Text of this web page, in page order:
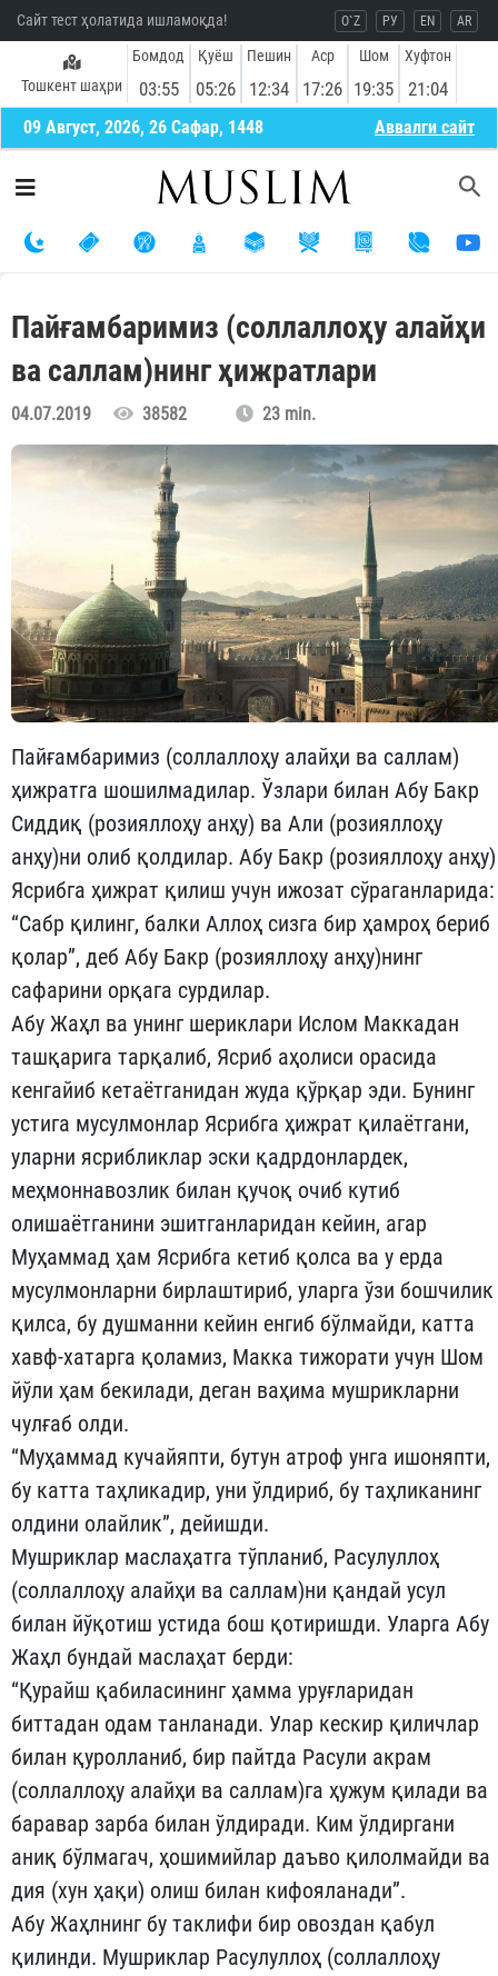
Сайт тест ҳолатида ишламоқда! O`Z РУ EN AR
Тошкент шаҳри
Бомдод
03:55
Қуёш
05:26
Пешин
12:34
Аср
17:26
Шом
19:35
Хуфтон
21:04
09 Август, 2026, 26 Сафар, 1448 Aввалги сайт
Пайғамбаримиз (соллаллоҳу алайҳи
ва саллам)нинг ҳижратлари
04.07.2019 38582 23 min.
Пайғамбаримиз (соллаллоҳу алайҳи ва саллам)
ҳижратга шо­шилмадилар. Ўзлари билан Абу Бакр
Сиддиқ (розияллоҳу ан­ҳу) ва Али (розияллоҳу
анҳу)ни олиб қолдилар. Абу Бакр (розиял­ло­ҳу ан­ҳу)
Ясрибга ҳижрат қилиш учун ижозат сўраганларида:
“Сабр қилинг, балки Аллоҳ сизга бир ҳамроҳ бериб
қолар”, деб Абу Бакр (розияллоҳу анҳу)нинг
сафарини орқага сурдилар.
Абу Жаҳл ва унинг шериклари Ислом Маккадан
ташқарига тарқалиб, Ясриб аҳолиси орасида
кенгайиб кетаётганидан жуда қўр­қар эди. Бунинг
устига мусулмонлар Ясрибга ҳижрат қила­ётгани,
уларни ясрибликлар эски қадрдонлардек,
меҳмоннавоз­лик билан қучоқ очиб кутиб
олишаётганини эшитганларидан кейин, агар
Муҳаммад ҳам Ясрибга кетиб қолса ва у ерда
мусул­монларни бирлаштириб, уларга ўзи бошчилик
қилса, бу душ­манни кейин енгиб бўлмайди, катта
хавф-хатарга қоламиз, Мак­ка тижорати учун Шом
йўли ҳам бекилади, деган ваҳима муш­рик­ларни
чулғаб олди.
“Муҳаммад кучайяпти, бутун атроф унга ишоняпти,
бу катта таҳликадир, уни ўлдириб, бу таҳликанинг
олдини олайлик”, де­йишди.
Мушриклар маслаҳатга тўпланиб, Расулуллоҳ
(соллаллоҳу алайҳи ва саллам)ни қандай усул
билан йўқотиш устида бош қо­ти­ришди. Уларга Абу
Жаҳл бундай маслаҳат берди:
“Қурайш қабиласининг ҳамма уруғларидан
биттадан одам танланади. Улар кескир қиличлар
билан қуролланиб, бир пайтда Ра­сули акрам
(соллаллоҳу алайҳи ва саллам)га ҳужум қилади ва
ба­равар зарба билан ўлдиради. Ким ўлдиргани
аниқ бўлмагач, ҳошимийлар даъво қилолмайди ва
дия (хун ҳақи) олиш билан кифояланади”.
Абу Жаҳлнинг бу таклифи бир овоздан қабул
қилинди. Муш­риклар Расулуллоҳ (соллаллоҳу